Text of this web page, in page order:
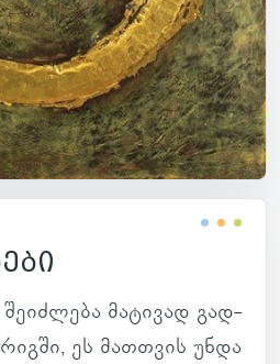
შე­იძ­ლება მა­ტი­ვად გად­
ეს მათ­თვის უნდა